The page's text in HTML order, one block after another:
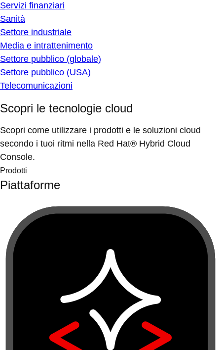
Servizi finanziari
Sanità
Settore industriale
Media e intrattenimento
Settore pubblico (globale)
Settore pubblico (USA)
Telecomunicazioni
Scopri le tecnologie cloud
Scopri come utilizzare i prodotti e le soluzioni cloud
secondo i tuoi ritmi nella Red Hat® Hybrid Cloud
Console.
Prodotti
Piattaforme